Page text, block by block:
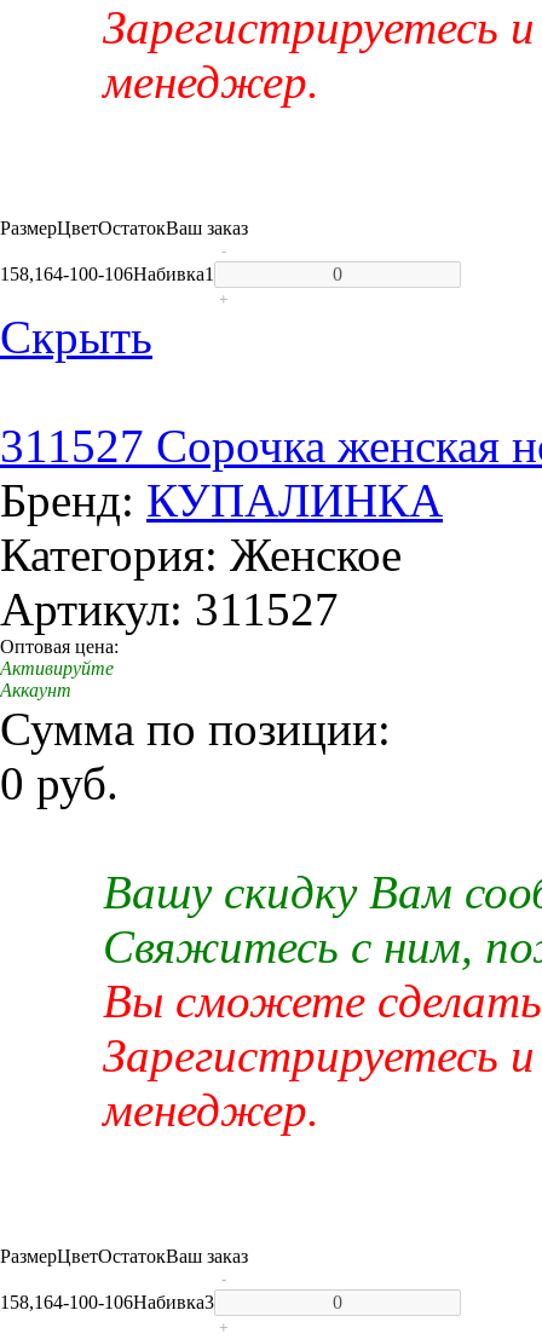
Зарегистрируетесь
менеджер.
РазмерЦветОстатокВаш заказ
158,164-100-106Набивка1
-
+
Скрыть
311527 Сорочка женская
Бренд: КУПАЛИНКА
Категория: Женское
Артикул: 311527
Оптовая цена:
Активируйте
Аккаунт
Сумма по позиции:
0 руб.
Вашу скидку Вам
Свяжитесь с ним,
Вы сможете сделать
Зарегистрируетесь
менеджер.
РазмерЦветОстатокВаш заказ
158,164-100-106Набивка3
-
+